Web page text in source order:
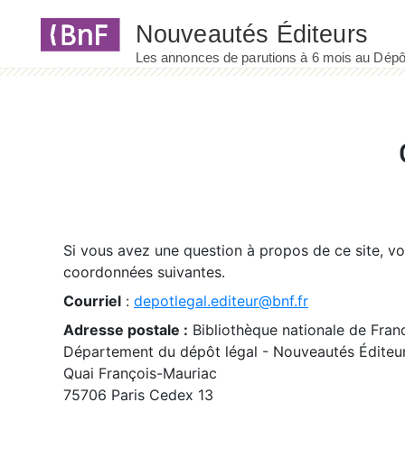
Si vous avez une question à propos de ce site,
coordonnées suivantes.
Courriel : depotlegal.editeur@bnf.fr
Adresse postale : Bibliothèque nationale de
Département du dépôt légal - Nouveautés
Quai François-Mauriac
75706 Paris Cedex 13